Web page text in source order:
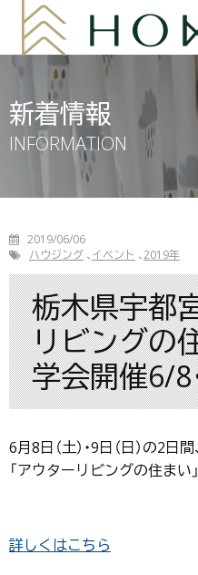
新着情報
INFORMATION
2019/06/06
ハウジング イベント 2019年
栃木県宇都
リビングの
学会開催6/8
6月8日（土）・9日（日）の2
「アウターリビングの住まい
詳しくはこちら